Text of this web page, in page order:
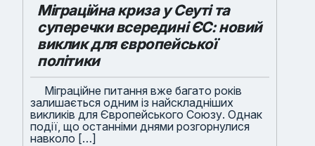
Міграційна криза у Сеуті та
суперечки всередині ЄС: новий
виклик для європейської
політики
Міграційне питання вже багато років
залишається одним із найскладніших
викликів для Європейського Союзу. Однак
події, що останніми днями розгорнулися
навколо […]